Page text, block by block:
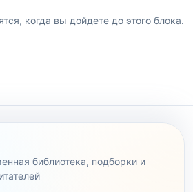
когда вы дойдете до этого блока.
библиотека, подборки и